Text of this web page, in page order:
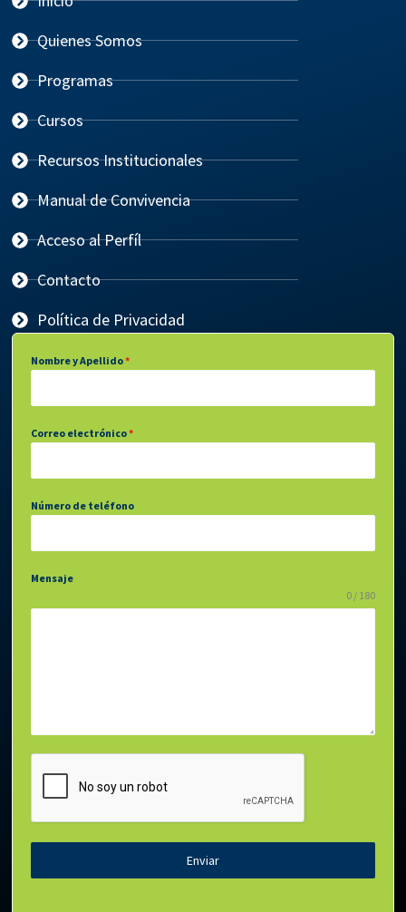
Quienes Somos
Programas
Cursos
Recursos Institucionales
Manual de Convivencia
Acceso al Perfíl
Contacto
Política de Privacidad
Nombre y Apellido*
Correo electrónico*
Número de teléfono
Mensaje
0 / 180
Enviar